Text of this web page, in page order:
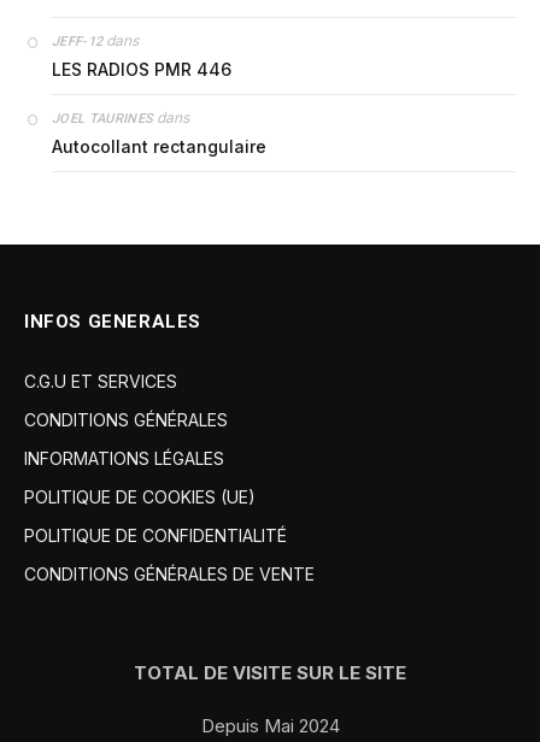
JEFF-12dans
LES RADIOS PMR 446
JOEL TAURINESdans
Autocollant rectangulaire
INFOS GENERALES
C.G.U ET SERVICES
CONDITIONS GÉNÉRALES
INFORMATIONS LÉGALES
POLITIQUE DE COOKIES (UE)
POLITIQUE DE CONFIDENTIALITÉ
CONDITIONS GÉNÉRALES DE VENTE
TOTAL DE VISITE SUR LE SITE
Depuis Mai 2024